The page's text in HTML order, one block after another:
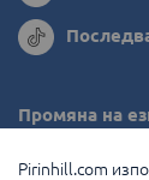
Промяна на
Pirinhill.com